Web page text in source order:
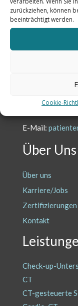
zurückziehen, können
beeinträchtigt werden.
Cookie-
Kontakt
E-Mail:
Über Uns
Über uns
Karriere/Jobs
Zertifizierungen
Kontakt
Check-up-
CT
CT-gesteuerte